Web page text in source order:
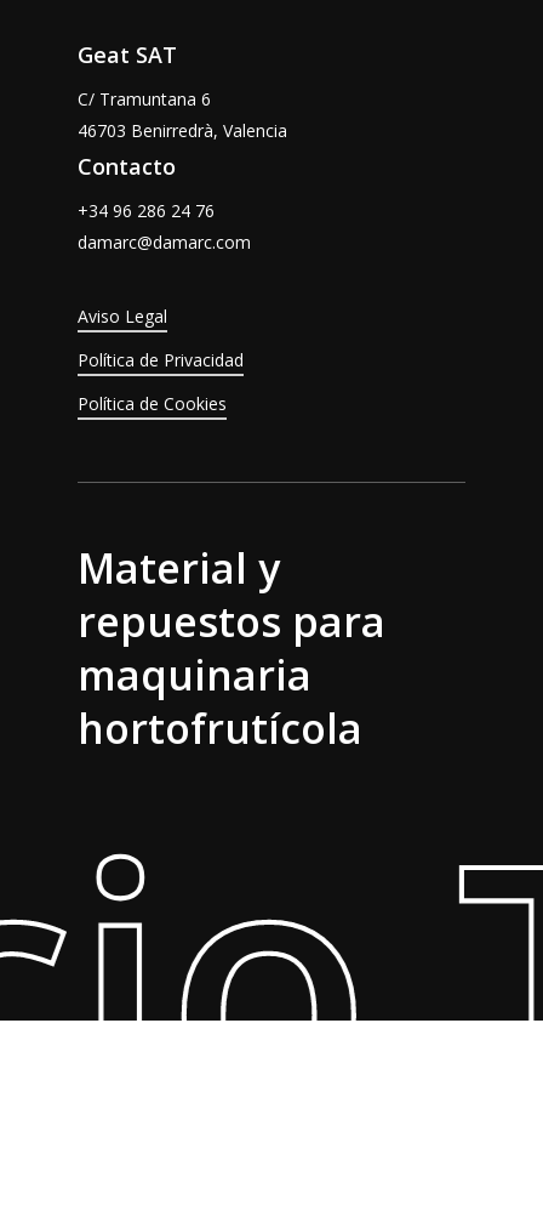
Geat SAT
C/ Tramuntana 6
46703 Benirredrà, Valencia
Contacto
+34 96 286 24 76
damarc@damarc.com
Aviso Legal
Política de Privacidad
Política de Cookies
Material y
repuestos para
maquinaria
hortofrutícola